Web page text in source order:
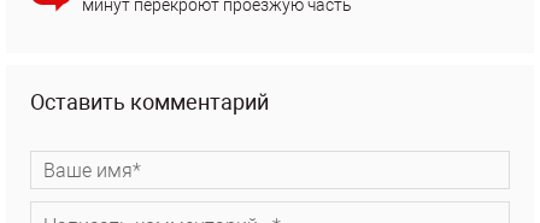
минут перекроют проезжую часть
Оставить комментарий